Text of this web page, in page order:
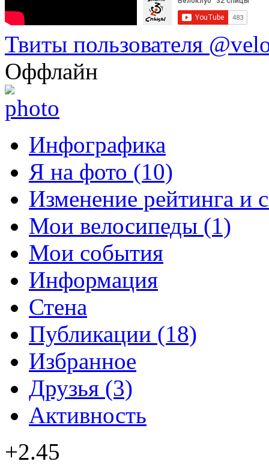
Твиты пользователя
Оффлайн
Инфографика
Я на фото (10)
Изменение рейтинга и
Мои велосипеды (1)
Мои события
Информация
Стена
Публикации (18)
Избранное
Друзья (3)
Активность
+2.45